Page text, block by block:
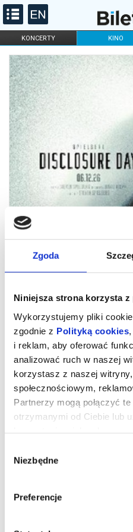
Zgoda
Niniejsza strona korzysta
Wykorzystujemy pliki
zgodnie z Polityką cookies
i reklam, aby oferować
analizować ruch w naszej
korzystasz z naszej
społecznościowym,
Partnerzy mogą połączyć
otrzymanymi od Ciebie lub
zgody
Niezbędne
Preferencje
KONCERTY KINO
FILHARMONIA OPERA I
DLA DZIECI